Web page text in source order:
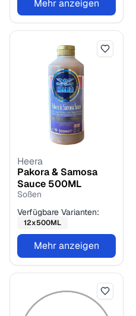
Mehr anzeigen
Heera
Pakora & Samosa
Sauce 500ML
Soßen
Verfügbare Varianten:
12x500ML
Mehr anzeigen